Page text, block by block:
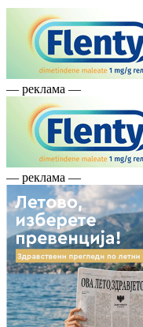
— реклама —
— реклама —